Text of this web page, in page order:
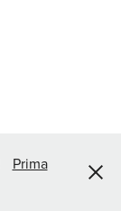
Prima